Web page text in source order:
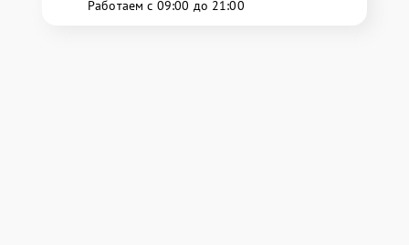
Работаем с 09:00 до 21:00